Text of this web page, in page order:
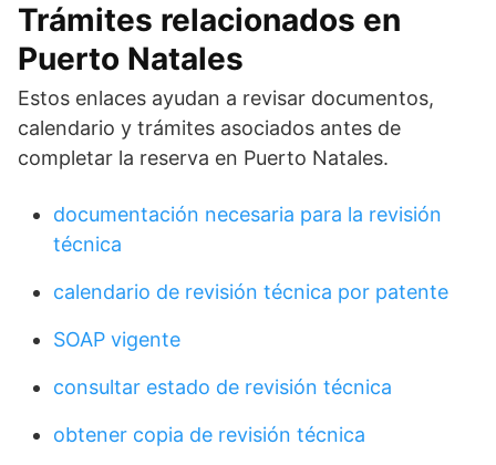
Trámites relacionados en
Puerto Natales
Estos enlaces ayudan a revisar documentos,
calendario y trámites asociados antes de
completar la reserva en Puerto Natales.
documentación necesaria para la revisión
técnica
calendario de revisión técnica por patente
SOAP vigente
consultar estado de revisión técnica
obtener copia de revisión técnica